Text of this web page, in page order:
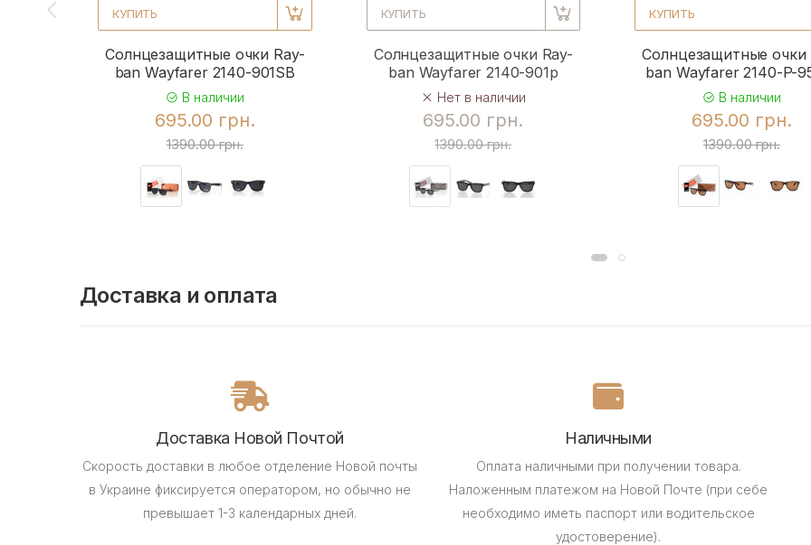
КУПИТЬ
Солнцезащитные очки Ray-
ban Wayfarer 2140-901SB
В наличии
695.00 грн.
1390.00 грн.
КУПИТЬ
Солнцезащитные очки Ray-
ban Wayfarer 2140-901p
Нет в наличии
695.00 грн.
1390.00 грн.
КУПИТЬ
Солнцезащитные очки
ban Wayfarer 2140-P-
В наличии
695.00 грн.
1390.00 грн.
Доставка и оплата
Доставка Новой Почтой
Скорость доставки в любое отделение Новой почты
в Украине фиксируется оператором, но обычно не
превышает 1-3 календарных дней.
Наличными
Оплата наличными при получении товара.
Наложенным платежом на Новой Почте (при себе
необходимо иметь паспорт или водительское
удостоверение).